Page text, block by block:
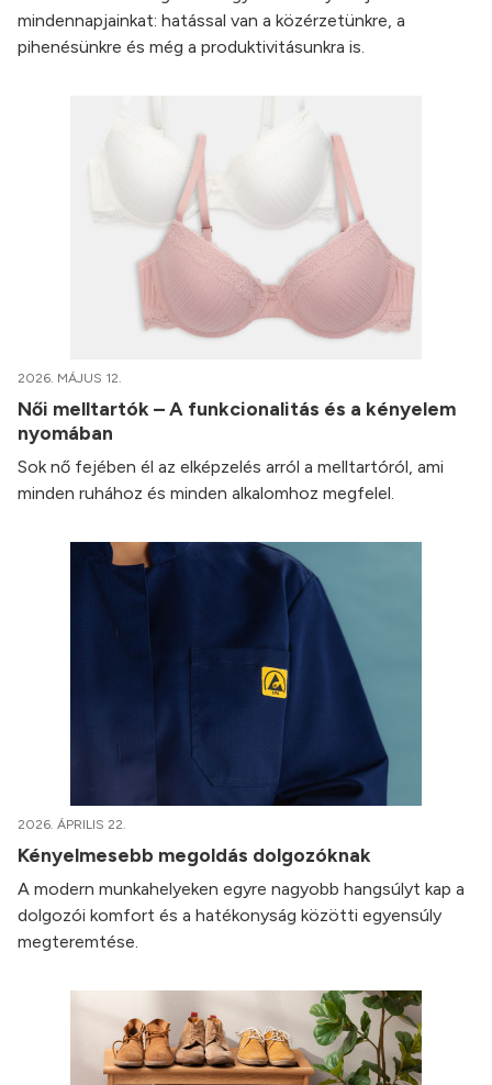
mindennapjainkat: hatással van a közérzetünkre, a
pihenésünkre és még a produktivitásunkra is.
2026. MÁJUS 12.
Női melltartók – A funkcionalitás és a kényelem
nyomában
Sok nő fejében él az elképzelés arról a melltartóról, ami
minden ruhához és minden alkalomhoz megfelel.
2026. ÁPRILIS 22.
Kényelmesebb megoldás dolgozóknak
A modern munkahelyeken egyre nagyobb hangsúlyt kap a
dolgozói komfort és a hatékonyság közötti egyensúly
megteremtése.